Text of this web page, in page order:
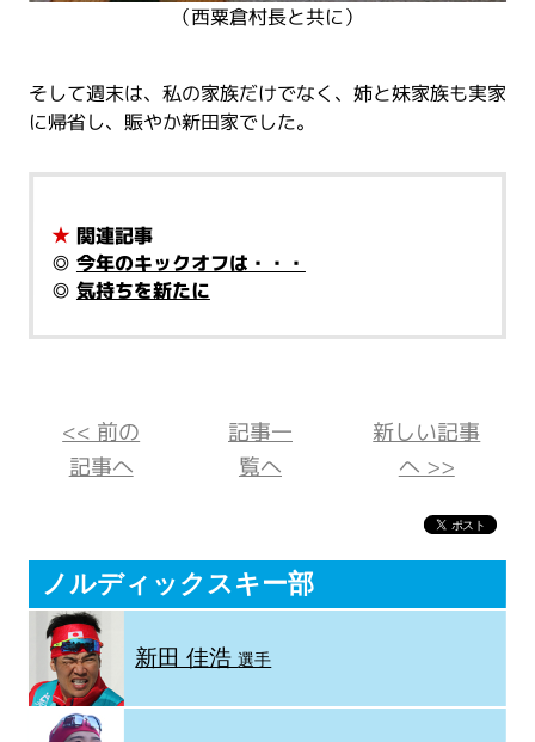
（西粟倉村長と共に）
そして週末は、私の家族だけでなく、姉と妹家族も実家
に帰省し、賑やか新田家でした。
★ 関連記事
◎ 今年のキックオフは・・・
◎ 気持ちを新たに
<< 前の
記事へ
記事一
覧へ
新しい記事
へ >>
ノルディックスキー部
新田 佳浩選手